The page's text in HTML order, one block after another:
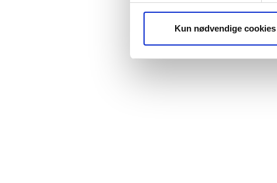
websitet, samt til at finde
Analytics. Cookien indeholder
Du kan i alle almindelige
fungerer korrekt. Læs mere om
Vejledning i at slette cookies
Vejledning i at slette cookies
Kun nødvendige cookies